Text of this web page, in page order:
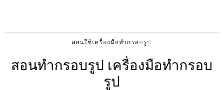
สอนใช้เครื่องมือทำกรอบรูป
สอนทำกรอบรูป เครื่องมือทำกรอบ
รูป